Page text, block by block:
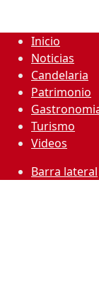
Inicio
Noticias
Candelaria
Patrimonio
Turismo
Videos
Barra lateral